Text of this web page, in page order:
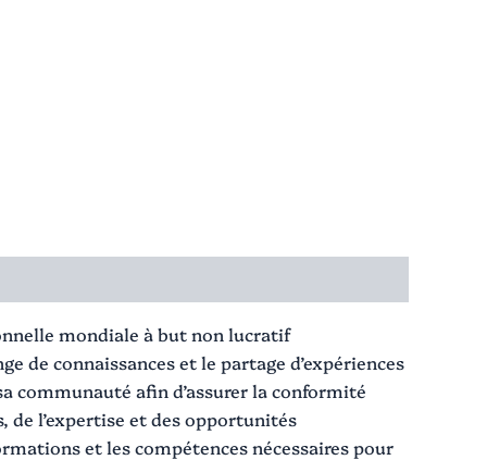
mondiale à but non lucratif
de connaissances et le partage d’expériences
communauté afin d’assurer la conformité
de l’expertise et des opportunités
et les compétences nécessaires pour